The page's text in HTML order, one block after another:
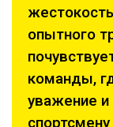
опытного
команды,
уважение